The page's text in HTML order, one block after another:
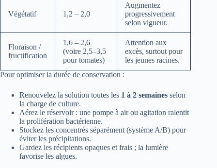
Végétatif 1,2 – 2,0
Augmentez
progressivement
selon vigueur.
Floraison /
fructification
1,6 – 2,6
(voire 2,5–3,5
pour tomates)
Attention aux
excès, surtout pour
les jeunes racines.
Pour optimiser la durée de conservation :
Renouvelez la solution toutes les 1 à 2 semaines selon
la charge de culture.
Aérez le réservoir : une pompe à air ou agitation ralentit
la prolifération bactérienne.
Stockez les concentrés séparément (système A/B) pour
éviter les précipitations.
Gardez les récipients opaques et frais ; la lumière
favorise les algues.